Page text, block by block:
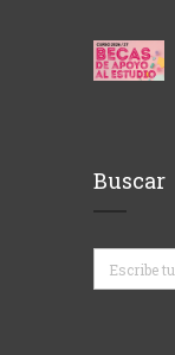
Buscar
Buscar